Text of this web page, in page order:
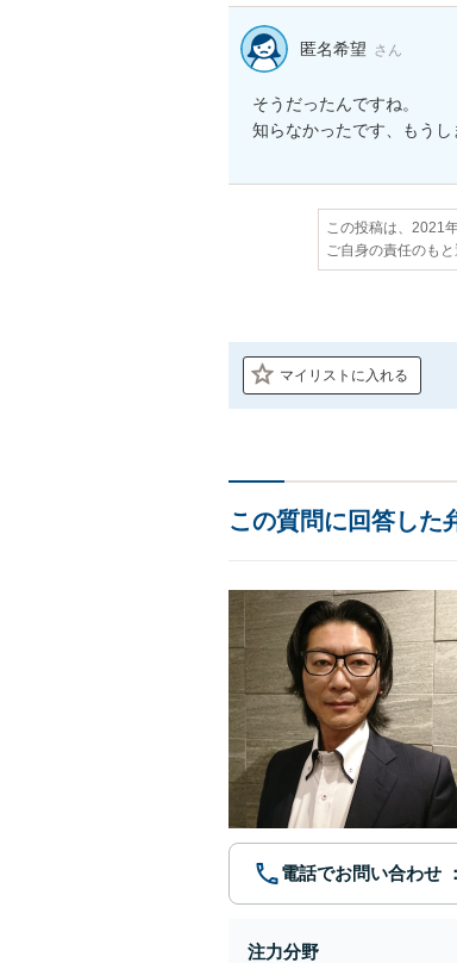
匿名希望 さん
そうだったんですね。
知らなかったです、もう
この投稿は、2021
ご自身の責任のも
マイリストに入れる
この質問に回答した
電話でお問い合わせ
注力分野